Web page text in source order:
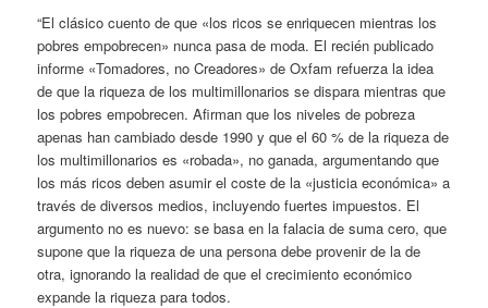
“El clásico cuento de que «los ricos se enriquecen mientras los
pobres empobrecen» nunca pasa de moda. El recién publicado
informe «Tomadores, no Creadores» de Oxfam refuerza la idea
de que la riqueza de los multimillonarios se dispara mientras que
los pobres empobrecen. Afirman que los niveles de pobreza
apenas han cambiado desde 1990 y que el 60 % de la riqueza de
los multimillonarios es «robada», no ganada, argumentando que
los más ricos deben asumir el coste de la «justicia económica» a
través de diversos medios, incluyendo fuertes impuestos. El
argumento no es nuevo: se basa en la falacia de suma cero, que
supone que la riqueza de una persona debe provenir de la de
otra, ignorando la realidad de que el crecimiento económico
expande la riqueza para todos.